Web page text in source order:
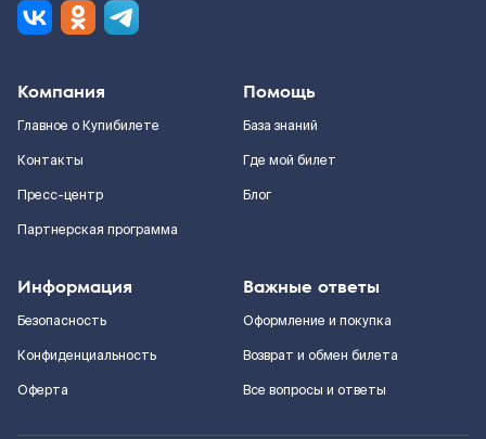
Компания
Главное о Купибилете
Контакты
Пресс-центр
Партнерская программа
Помощь
База знаний
Где мой билет
Блог
Информация
Безопасность
Конфиденциальность
Оферта
Важные ответы
Оформление и покупка
Возврат и обмен билета
Все вопросы и ответы